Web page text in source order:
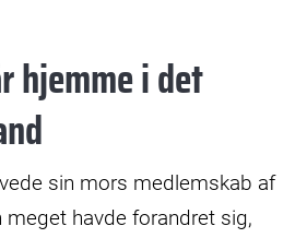
hjemme i det
sin mors medlemskab af
meget havde forandret sig,